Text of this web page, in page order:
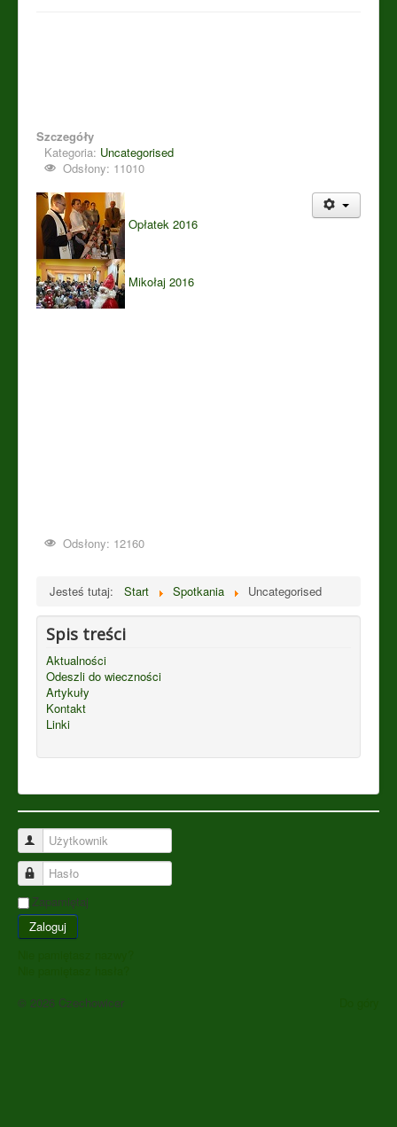
Szczegóły
Kategoria: Uncategorised
Odsłony: 11010
Opłatek 2016
Mikołaj 2016
Odsłony: 12160
Jesteś tutaj: Start Spotkania Uncategorised
Spis treści
Aktualności
Odeszli do wieczności
Artykuły
Kontakt
Linki
Użytkownik
Hasło
Zapamiętaj
Zaloguj
© 2026 Czechowicer